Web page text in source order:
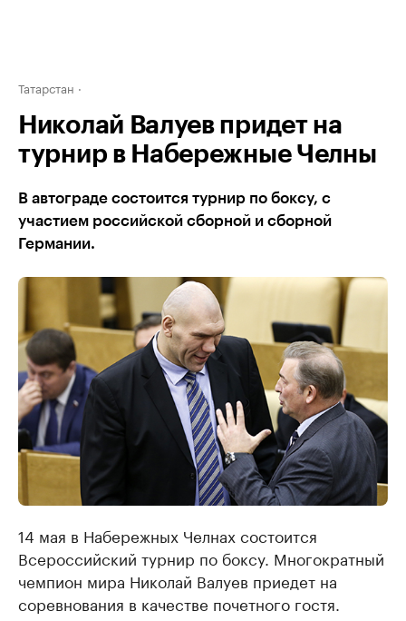
Татарстан
Николай Валуев придет на
турнир в Набережные Челны
В автограде состоится турнир по боксу, с
участием российской сборной и сборной
Германии.
14 мая в Набережных Челнах состоится
Всероссийский турнир по боксу. Многократный
чемпион мира Николай Валуев приедет на
соревнования в качестве почетного гостя.